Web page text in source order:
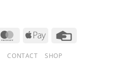
CONTACT SHOP